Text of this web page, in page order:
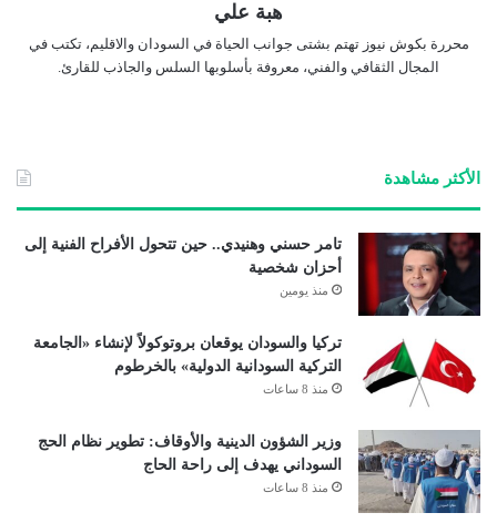
هبة علي
محررة بكوش نيوز تهتم بشتى جوانب الحياة في السودان والاقليم، تكتب في
المجال الثقافي والفني، معروفة بأسلوبها السلس والجاذب للقارئ.
الأكثر مشاهدة
تامر حسني وهنيدي.. حين تتحول الأفراح الفنية إلى
أحزان شخصية
منذ يومين
تركيا والسودان يوقعان بروتوكولاً لإنشاء «الجامعة
التركية السودانية الدولية» بالخرطوم
منذ 8 ساعات
وزير الشؤون الدينية والأوقاف: تطوير نظام الحج
السوداني يهدف إلى راحة الحاج
منذ 8 ساعات